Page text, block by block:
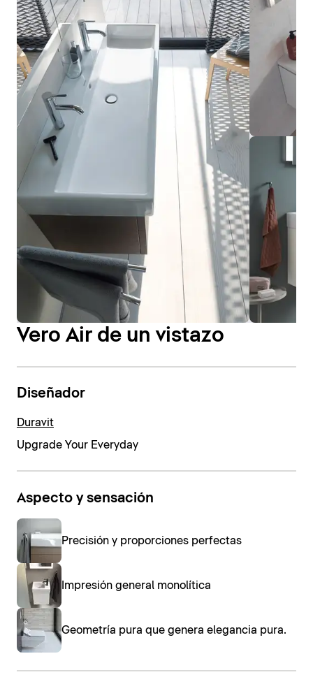
Vero Air de un vistazo
Diseñador
Duravit
Upgrade Your Everyday
Aspecto y sensación
Precisión y proporciones perfectas
Impresión general monolítica
Geometría pura que genera elegancia pura.